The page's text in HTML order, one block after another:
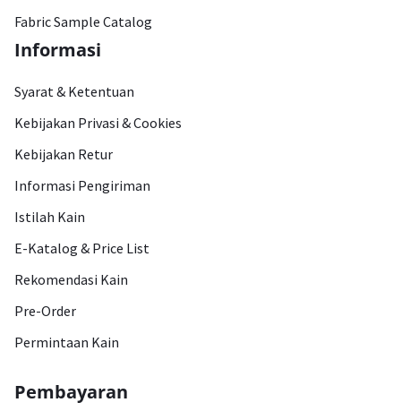
Fabric Sample Catalog
Informasi
Syarat & Ketentuan
Kebijakan Privasi & Cookies
Kebijakan Retur
Informasi Pengiriman
Istilah Kain
E-Katalog & Price List
Rekomendasi Kain
Pre-Order
Permintaan Kain
Pembayaran